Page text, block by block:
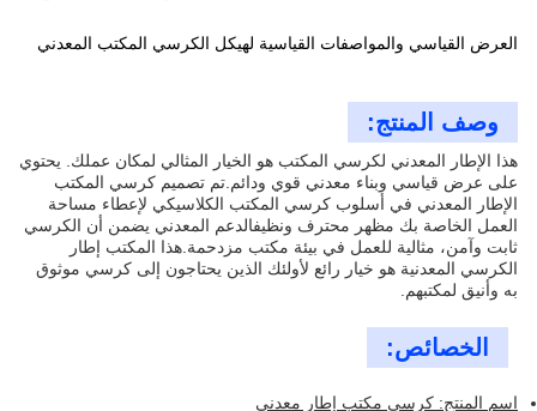
العرض القياسي والمواصفات القياسية لهيكل الكرسي المكتب المعدني
وصف المنتج:
هذا الإطار المعدني لكرسي المكتب هو الخيار المثالي لمكان عملك. يحتوي
على عرض قياسي وبناء معدني قوي ودائم.تم تصميم كرسي المكتب
الإطار المعدني في أسلوب كرسي المكتب الكلاسيكي لإعطاء مساحة
العمل الخاصة بك مظهر محترف ونظيفالدعم المعدني يضمن أن الكرسي
ثابت وآمن، مثالية للعمل في بيئة مكتب مزدحمة.هذا المكتب إطار
الكرسي المعدنية هو خيار رائع لأولئك الذين يحتاجون إلى كرسي موثوق
به وأنيق لمكتبهم.
الخصائص:
اسم المنتج: كرسي مكتب إطار معدني